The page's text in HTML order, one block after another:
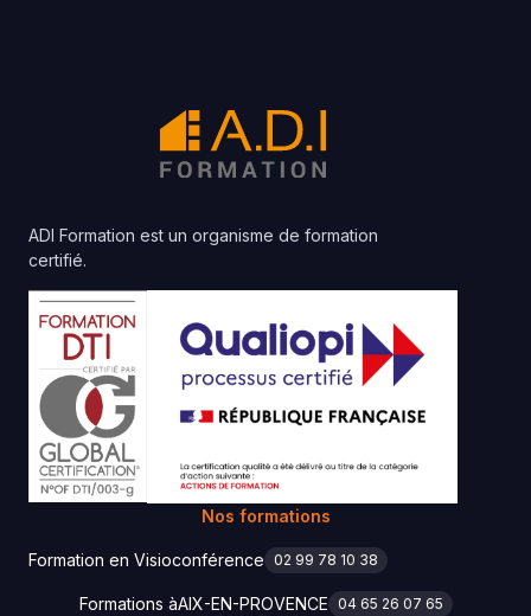
ADI Formation est un organisme de formation
certifié.
Nos formations
Formation en Visioconférence 02 99 78 10 38
Formations àAIX-EN-PROVENCE 04 65 26 07 65